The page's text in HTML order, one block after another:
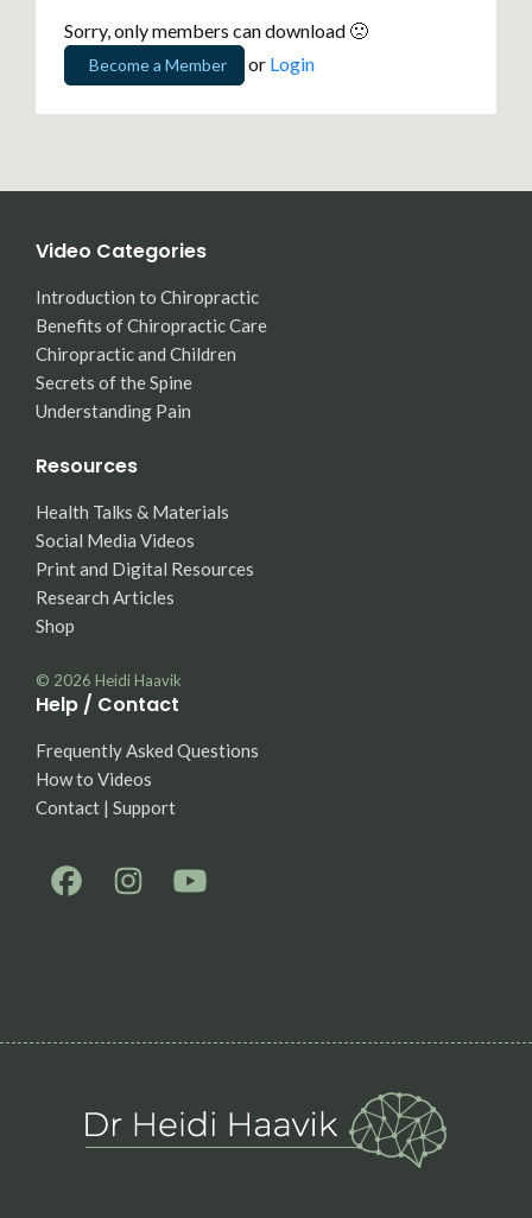
Sorry, only members can download 🙁
Become a Member or Login
Video Categories
Introduction to Chiropractic
Benefits of Chiropractic Care
Chiropractic and Children
Secrets of the Spine
Understanding Pain
Resources
Health Talks & Materials
Social Media Videos
Print and Digital Resources
Research Articles
Shop
© 2026 Heidi Haavik
Help / Contact
Frequently Asked Questions
How to Videos
Contact | Support